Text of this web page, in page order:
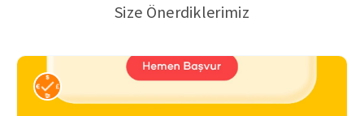
Size Önerdiklerimiz